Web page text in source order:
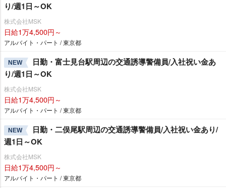
り/週1日～OK
株式会社MSK
日給1万4,500円～
アルバイト・パート / 東京都
NEW
日勤・富士見台駅周辺の交通誘導警備員/入社祝い金あ
り/週1日～OK
株式会社MSK
日給1万4,500円～
アルバイト・パート / 東京都
NEW
日勤・二俣尾駅周辺の交通誘導警備員/入社祝い金あり/
週1日～OK
株式会社MSK
日給1万4,500円～
アルバイト・パート / 東京都